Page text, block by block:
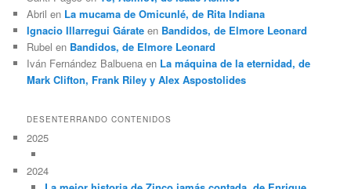
Abril en La mucama de Omicunlé, de Rita Indiana
Ignacio Illarregui Gárate en Bandidos, de Elmore Leonard
Rubel en Bandidos, de Elmore Leonard
Iván Fernández Balbuena en La máquina de la eternidad, de
Mark Clifton, Frank Riley y Alex Aspostolides
DESENTERRANDO CONTENIDOS
2025
2024